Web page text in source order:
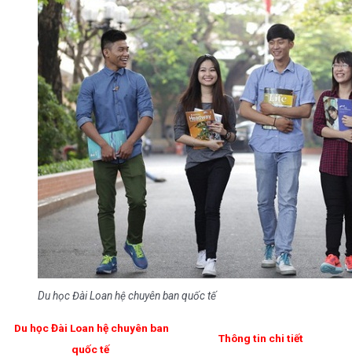
Du học Đài Loan hệ chuyên ban quốc tế
Du học Đài Loan hệ chuyên ban
quốc tế
Thông tin chi tiết